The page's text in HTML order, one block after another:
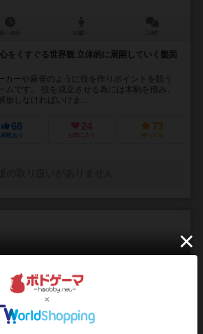
をくすぐる世界観 立体的に展開していく盤面
ーや麻雀のように役を作りポイントを競う
ムです。 役を成立させる為には木駒を積み、
放しなければいけま...
68
経験あり
24
お気に入り
73
持ってる
The Card Game